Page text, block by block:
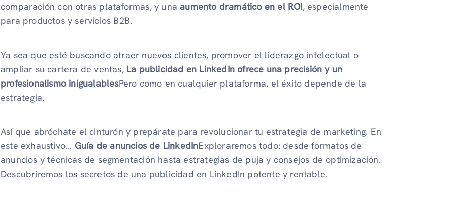
comparación con otras plataformas, y una aumento dramático en el ROI, especialmente
para productos y servicios B2B.
Ya sea que esté buscando atraer nuevos clientes, promover el liderazgo intelectual o
ampliar su cartera de ventas, La publicidad en LinkedIn ofrece una precisión y un
profesionalismo inigualablesPero como en cualquier plataforma, el éxito depende de la
estrategia.
Así que abróchate el cinturón y prepárate para revolucionar tu estrategia de marketing. En
este exhaustivo... Guía de anuncios de LinkedInExploraremos todo: desde formatos de
anuncios y técnicas de segmentación hasta estrategias de puja y consejos de optimización.
Descubriremos los secretos de una publicidad en LinkedIn potente y rentable.